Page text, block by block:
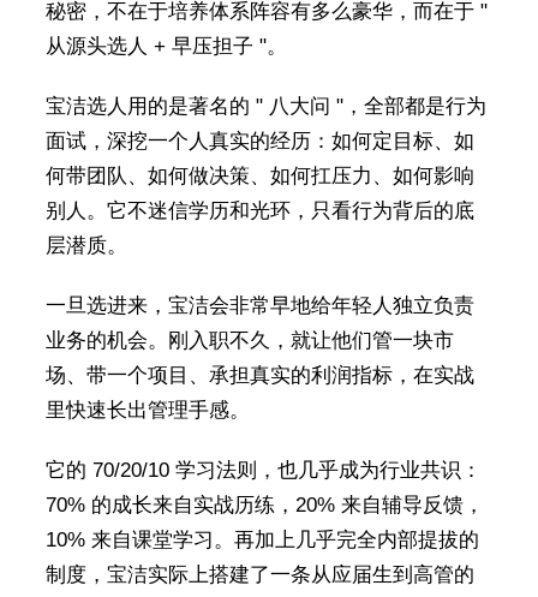
秘密，不在于培养体系阵容有多么豪华，而在于 "
从源头选人 + 早压担子 "。
宝洁选人用的是著名的 " 八大问 "，全部都是行为
面试，深挖一个人真实的经历：如何定目标、如
何带团队、如何做决策、如何扛压力、如何影响
别人。它不迷信学历和光环，只看行为背后的底
层潜质。
一旦选进来，宝洁会非常早地给年轻人独立负责
业务的机会。刚入职不久，就让他们管一块市
场、带一个项目、承担真实的利润指标，在实战
里快速长出管理手感。
它的 70/20/10 学习法则，也几乎成为行业共识：
70% 的成长来自实战历练，20% 来自辅导反馈，
10% 来自课堂学习。再加上几乎完全内部提拔的
制度，宝洁实际上搭建了一条从应届生到高管的